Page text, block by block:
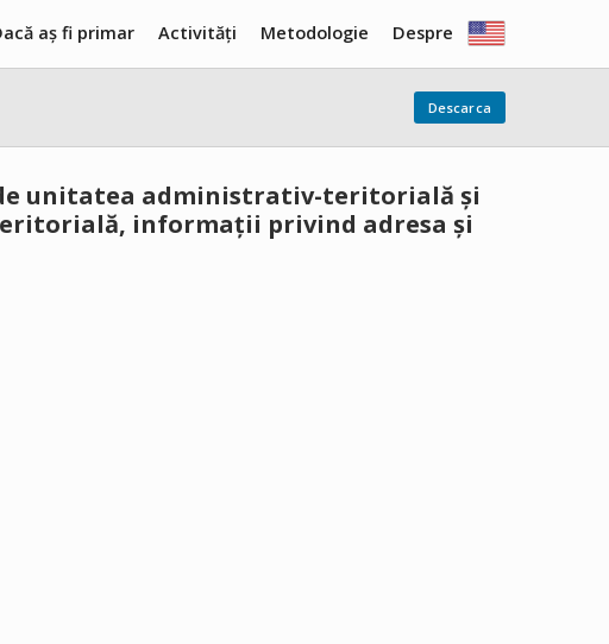
Despre
Metodologie
Activități
aș fi primar
Descarca
unitatea administrativ-teritorială și
informații privind adresa și